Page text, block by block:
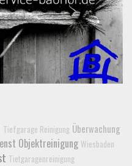
Tiefgarage Reinigung Überwachung
Objektreinigung Wiesbaden
Tietgaragenreinigung